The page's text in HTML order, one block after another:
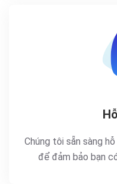
Chúng tôi sẵn sàng
để đảm bảo bạn